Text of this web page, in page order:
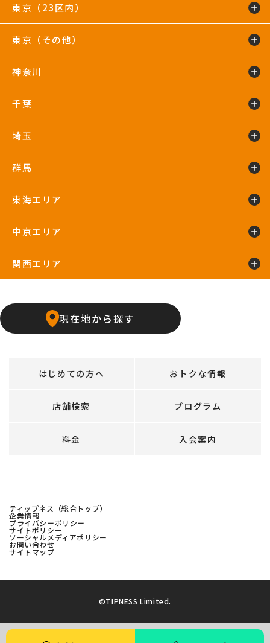
東京（23区内）
綾瀬店 TIP.X TOKYO 池袋
大泉学園24hours
五反田24hours
下井草店新小岩店東武練馬24hours中野24hours
練馬24hours
東京（その他）
吉祥寺24hours
神奈川
千葉
蘇我24hours
埼玉
イオンモール川口店
群馬
東海エリア
浜松葵東24hours
中京エリア
関西エリア
石橋阪大前24hours京橋店高槻24hours
塚口24hours天王寺店武庫之荘24hours
現在地から探す
はじめての方へ おトクな情報
店舗検索 プログラム
料金 入会案内
ティップネス（総合トップ）
企業情報
プライバシーポリシー
サイトポリシー
ソーシャルメディアポリシー
お問い合わせ
サイトマップ
©TIPNESS Limited.